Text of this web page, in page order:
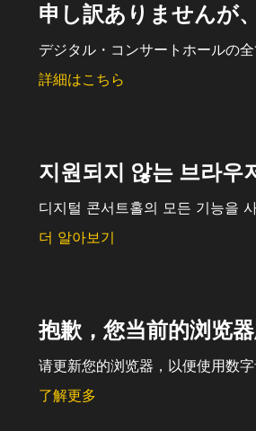
申し訳ありませんが
デジタル・コンサートホールの
詳細はこちら
지원되지 않는 브라우
디지털 콘서트홀의 모든 기능을
더 알아보기
抱歉，您当前的浏览
请更新您的浏览器，以便使用数字
了解更多